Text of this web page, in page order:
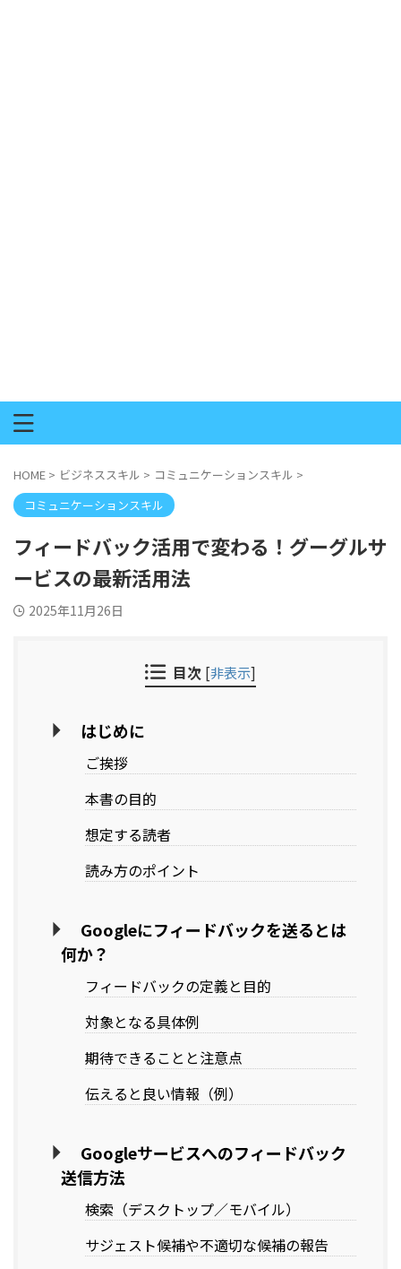
HOME > ビジネススキル > コミュニケーションスキル >
コミュニケーションスキル
フィードバック活用で変わる！グーグルサ
ービスの最新活用法
2025年11月26日
目次 [非表示]
はじめに
ご挨拶
本書の目的
想定する読者
読み方のポイント
Googleにフィードバックを送るとは
何か？
フィードバックの定義と目的
対象となる具体例
期待できることと注意点
伝えると良い情報（例）
Googleサービスへのフィードバック
送信方法
検索（デスクトップ／モバイル）
サジェスト候補や不適切な候補の報告